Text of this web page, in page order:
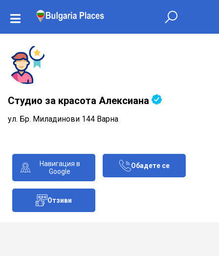
Студио за красота Алексиана
ул. Бр. Миладинови 144 Варна
Навигация в
Google
Обадете се
Отзиви